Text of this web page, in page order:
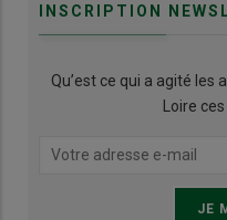
INSCRIPTION
Qu’est ce qui a agité les
Loire